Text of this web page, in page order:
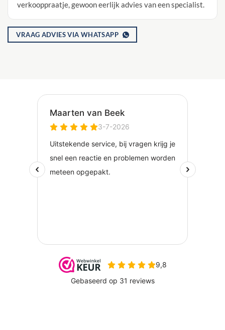
verkooppraatje, gewoon eerlijk advies van een specialist.
VRAAG ADVIES VIA WHATSAPP